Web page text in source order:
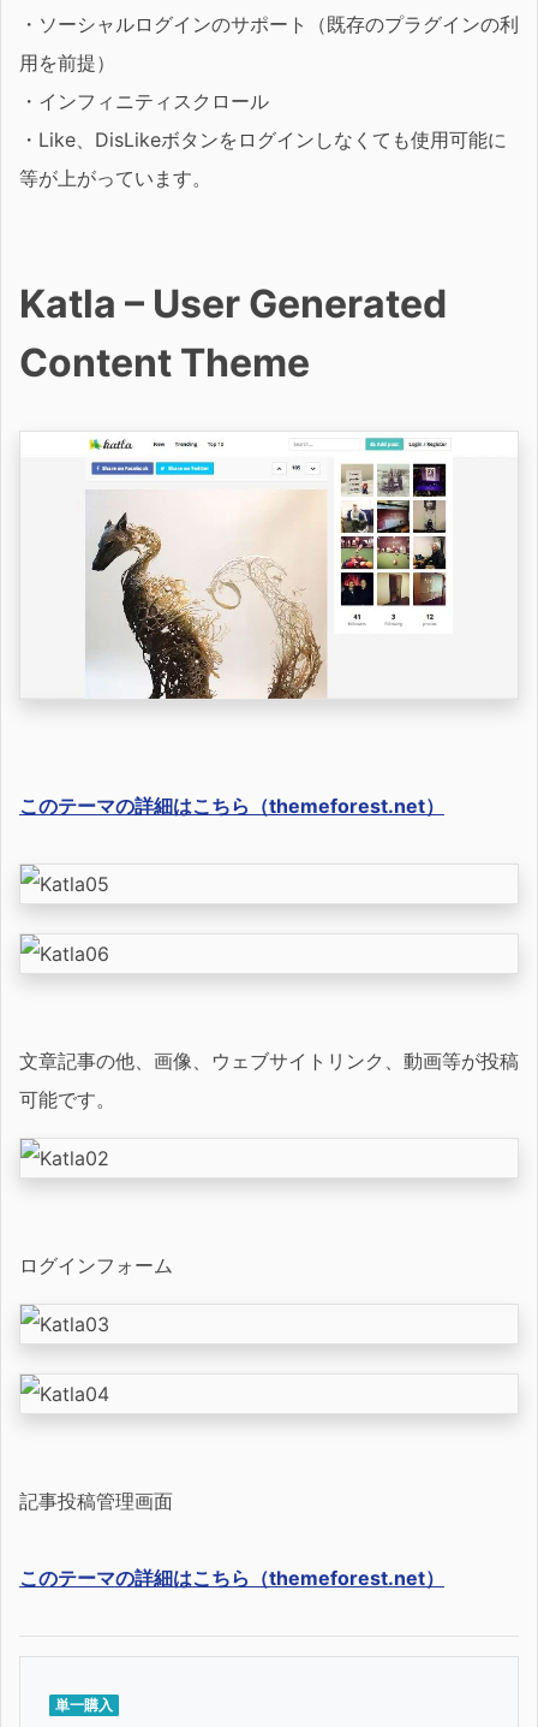
・ソーシャルログインのサポート（既存のプラグインの利
用を前提）
・インフィニティスクロール
・Like、DisLikeボタンをログインしなくても使用可能に
等が上がっています。
Katla – User Generated
Content Theme
このテーマの詳細はこちら（themeforest.net）
文章記事の他、画像、ウェブサイトリンク、動画等が投稿
可能です。
ログインフォーム
記事投稿管理画面
このテーマの詳細はこちら（themeforest.net）
単一購入